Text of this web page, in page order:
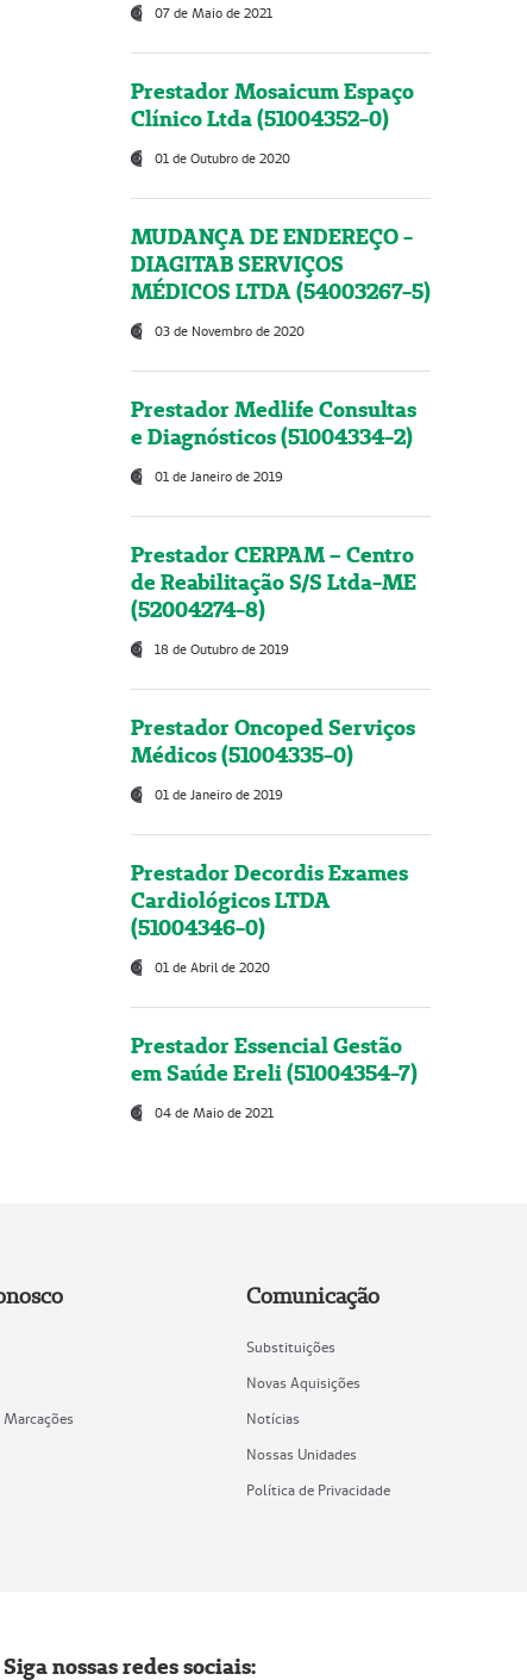
07 de Maio de 2021
Prestador Mosaicum Espaço
Clínico Ltda (51004352-0)
01 de Outubro de 2020
MUDANÇA DE ENDEREÇO -
DIAGITAB SERVIÇOS
MÉDICOS LTDA (54003267-5)
03 de Novembro de 2020
Prestador Medlife Consultas
e Diagnósticos (51004334-2)
01 de Janeiro de 2019
Prestador CERPAM – Centro
de Reabilitação S/S Ltda-ME
(52004274-8)
18 de Outubro de 2019
Prestador Oncoped Serviços
Médicos (51004335-0)
01 de Janeiro de 2019
Prestador Decordis Exames
Cardiológicos LTDA
(51004346-0)
01 de Abril de 2020
Prestador Essencial Gestão
em Saúde Ereli (51004354-7)
04 de Maio de 2021
Comunicação
Substituições
Novas Aquisições
Notícias
Nossas Unidades
Política de Privacidade
Siga nossas redes sociais: